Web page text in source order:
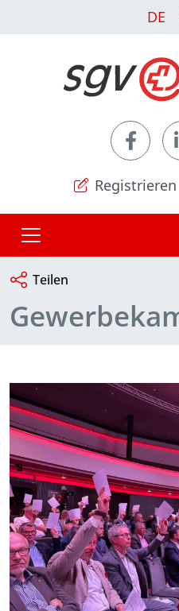
DE
Registrieren
Teilen